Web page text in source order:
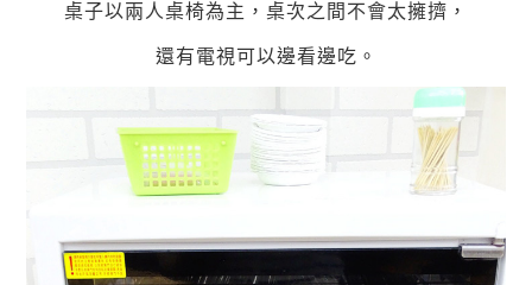
桌子以兩人桌椅為主，桌次之間不會太擁擠，
還有電視可以邊看邊吃。